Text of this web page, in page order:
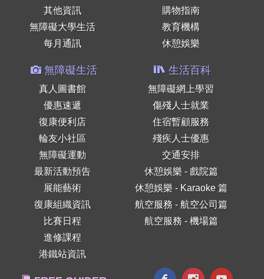
其他資訊
無障礙大學生活
每月通訊
購物指南
教育機構
休憩娛樂
無障礙生活
真人圖書館
優惠速遞
復康便利店
輪友小社區
無障礙運動
最新活動預告
展能藝術
復康組織資訊
比賽日程
進修課程
港鐵站資訊
生活百科
無障礙網上學習
傷殘人士就業
住宿暫顧服務
殘疾人士優惠
交通安排
休憩娛樂 - 戲院篇
休憩娛樂 - Karaoke 篇
航空服務 - 航空公司篇
航空服務 - 機場篇